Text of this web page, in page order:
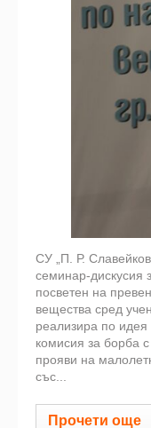
СУ „П. Р.
семинар-дискусия
посветен на
вещества сред
реализира по
комисия за борба
прояви на
със...
Прочети още